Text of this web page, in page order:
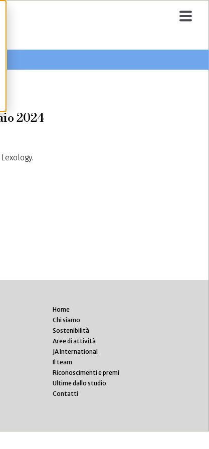
2024
.
Home
Chi siamo
Sostenibilità
Aree di attività
JA International
Il team
Riconoscimenti e premi
Ultime dallo studio
Contatti